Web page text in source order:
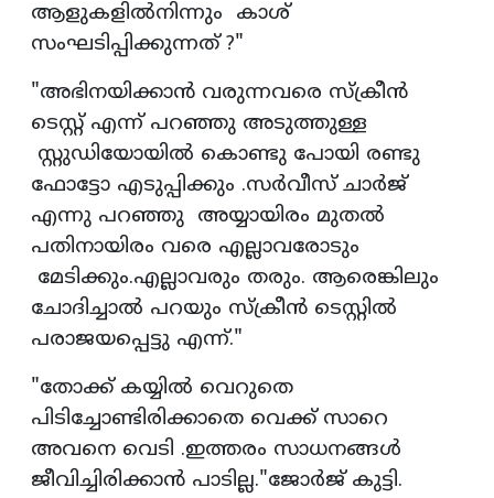
ആളുകളിൽനിന്നും കാശ്
സംഘടിപ്പിക്കുന്നത് ?"
"അഭിനയിക്കാൻ വരുന്നവരെ സ്ക്രീൻ
ടെസ്റ്റ് എന്ന് പറഞ്ഞു അടുത്തുള്ള
സ്റ്റുഡിയോയിൽ കൊണ്ടു പോയി രണ്ടു
ഫോട്ടോ എടുപ്പിക്കും .സർവീസ് ചാർജ്
എന്നു പറഞ്ഞു അയ്യായിരം മുതൽ
പതിനായിരം വരെ എല്ലാവരോടും
മേടിക്കും.എല്ലാവരും തരും. ആരെങ്കിലും
ചോദിച്ചാൽ പറയും സ്ക്രീൻ ടെസ്റ്റിൽ
പരാജയപ്പെട്ടു എന്ന്."
"തോക്ക് കയ്യിൽ വെറുതെ
പിടിച്ചോണ്ടിരിക്കാതെ വെക്ക് സാറെ
അവനെ വെടി .ഇത്തരം സാധനങ്ങൾ
ജീവിച്ചിരിക്കാൻ പാടില്ല."ജോർജ് കുട്ടി.